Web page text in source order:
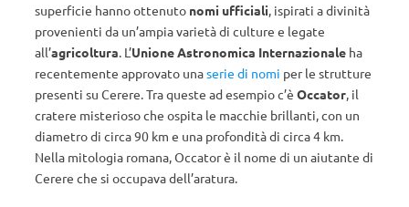
superficie hanno ottenuto nomi ufficiali , ispirati a divinità
provenienti da un’ampia varietà di culture e legate
all’agricoltura . L’Unione Astronomica Internazionale ha
recentemente approvato unaserie di nomi per le strutture
presenti su Cerere. Tra queste ad esempio c’è Occator , il
cratere misterioso che ospita le macchie brillanti, con un
diametro di circa 90 km e una profondità di circa 4 km.
Nella mitologia romana, Occator è il nome di un aiutante di
Cerere che si occupava dell’aratura.